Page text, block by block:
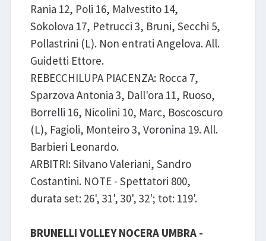
Rania 12, Poli 16, Malvestito 14,
Sokolova 17, Petrucci 3, Bruni, Secchi 5,
Pollastrini (L). Non entrati Angelova. All.
Guidetti Ettore.
REBECCHILUPA PIACENZA: Rocca 7,
Sparzova Antonia 3, Dall'ora 11, Ruoso,
Borrelli 16, Nicolini 10, Marc, Boscoscuro
(L), Fagioli, Monteiro 3, Voronina 19. All.
Barbieri Leonardo.
ARBITRI: Silvano Valeriani, Sandro
Costantini. NOTE - Spettatori 800,
durata set: 26', 31', 30', 32'; tot: 119'.
BRUNELLI VOLLEY NOCERA UMBRA -